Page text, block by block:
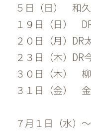
５日（日） 和
１９日（日）
２０日（月）DR
２３日（木）DR
３０日（木）
３１日（金）
７月１日（水）